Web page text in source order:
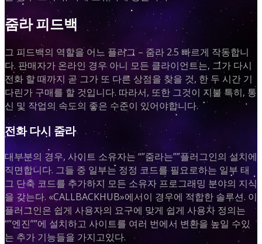
줌라 피드백
그 피드백의 역할을 어느 플러그 – 줌라 2.5 빠르게 작동합니
다. 판매자가 온라인 경우 아니 모든 클라이언트는, 그가 다시
전화 할 때까지 곧 그가 또 다른 상점을 찾을 것, 한 두 시간 기
다린가 구매를 할 것입니다. 따라서, 또한 그것이 지불 특히, 통
신 및 작업의 속도의 좋은 수준이 있어야합니다.
전화 다시 줌라
대부분의 경우, 사이트 소유자는 “”줌라는””플러그인의 설치에
직면합니다. 그들 중 일부는 정정 코드를 필요로하는 일부 태
그 단축 코드를 추가하지 모든 소유자 프로그래밍 분야의 지식
을 갖는다. «CALLBACKHUB»에서이 경우에 적합한 솔루션. 이
플러그인은 쉽게 사용자의 요구에 맞게 쉽게 사용자 정의는
“”엔진””에 설치하고 사이트를 여러 번에서 변환을 높일 수있
는 추가 기능들을 가지고있다.